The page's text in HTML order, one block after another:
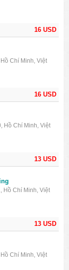
16 USD
16 USD
Chí Minh, Việt
13 USD
Hồ Chí Minh, Việt
13 USD
Hồ Chí Minh, Việt
Chí Minh, Việt